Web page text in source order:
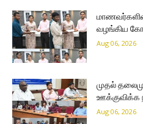
மாணவர்களின்
வழங்கிய
Aug 06, 2026
முதல்
ஊக்குவிக்க
Aug 06, 2026